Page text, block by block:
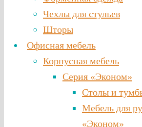
Чехлы для стульев
Шторы
Офисная мебель
Корпусная мебель
Серия «Эконом»
Столы и
Мебель для
«Эконом»